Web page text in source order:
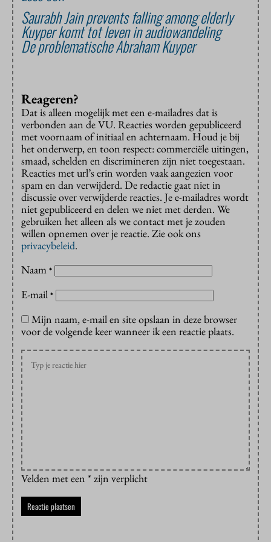
Saurabh Jain prevents falling among elderly
Kuyper komt tot leven in audiowandeling
De problematische Abraham Kuyper
Reageren?
Dat is alleen mogelijk met een e-mailadres dat is
verbonden aan de VU. Reacties worden gepubliceerd
met voornaam of initiaal en achternaam. Houd je bij
het onderwerp, en toon respect: commerciële uitingen,
smaad, schelden en discrimineren zijn niet toegestaan.
Reacties met url’s erin worden vaak aangezien voor
spam en dan verwijderd. De redactie gaat niet in
discussie over verwijderde reacties. Je e-mailadres wordt
niet gepubliceerd en delen we niet met derden. We
gebruiken het alleen als we contact met je zouden
willen opnemen over je reactie. Zie ook ons
privacybeleid.
Naam *
E-mail *
Mijn naam, e-mail en site opslaan in deze browser
voor de volgende keer wanneer ik een reactie plaats.
Velden met een * zijn verplicht